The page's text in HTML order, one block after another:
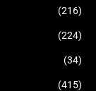
(216)
(224)
(34)
(415)